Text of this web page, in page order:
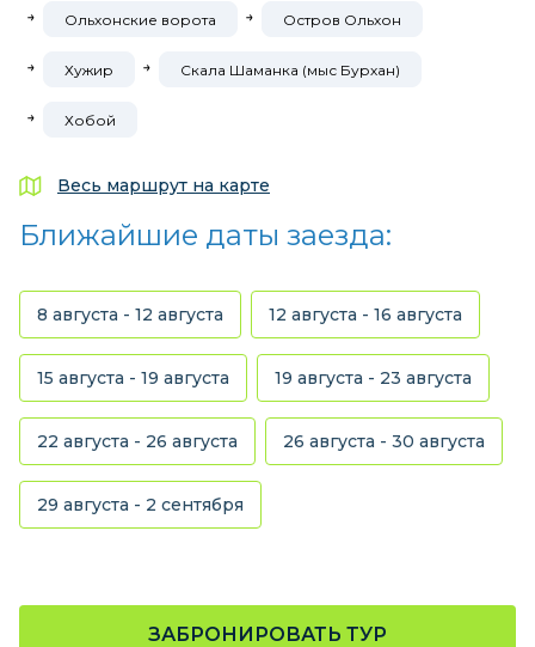
Ольхонские ворота Остров Ольхон
Хужир Скала Шаманка (мыс Бурхан)
Хобой
Весь маршрут на карте
Ближайшие даты заезда:
8 августа - 12 августа 12 августа - 16 августа
15 августа - 19 августа 19 августа - 23 августа
22 августа - 26 августа 26 августа - 30 августа
29 августа - 2 сентября
ЗАБРОНИРОВАТЬ ТУР